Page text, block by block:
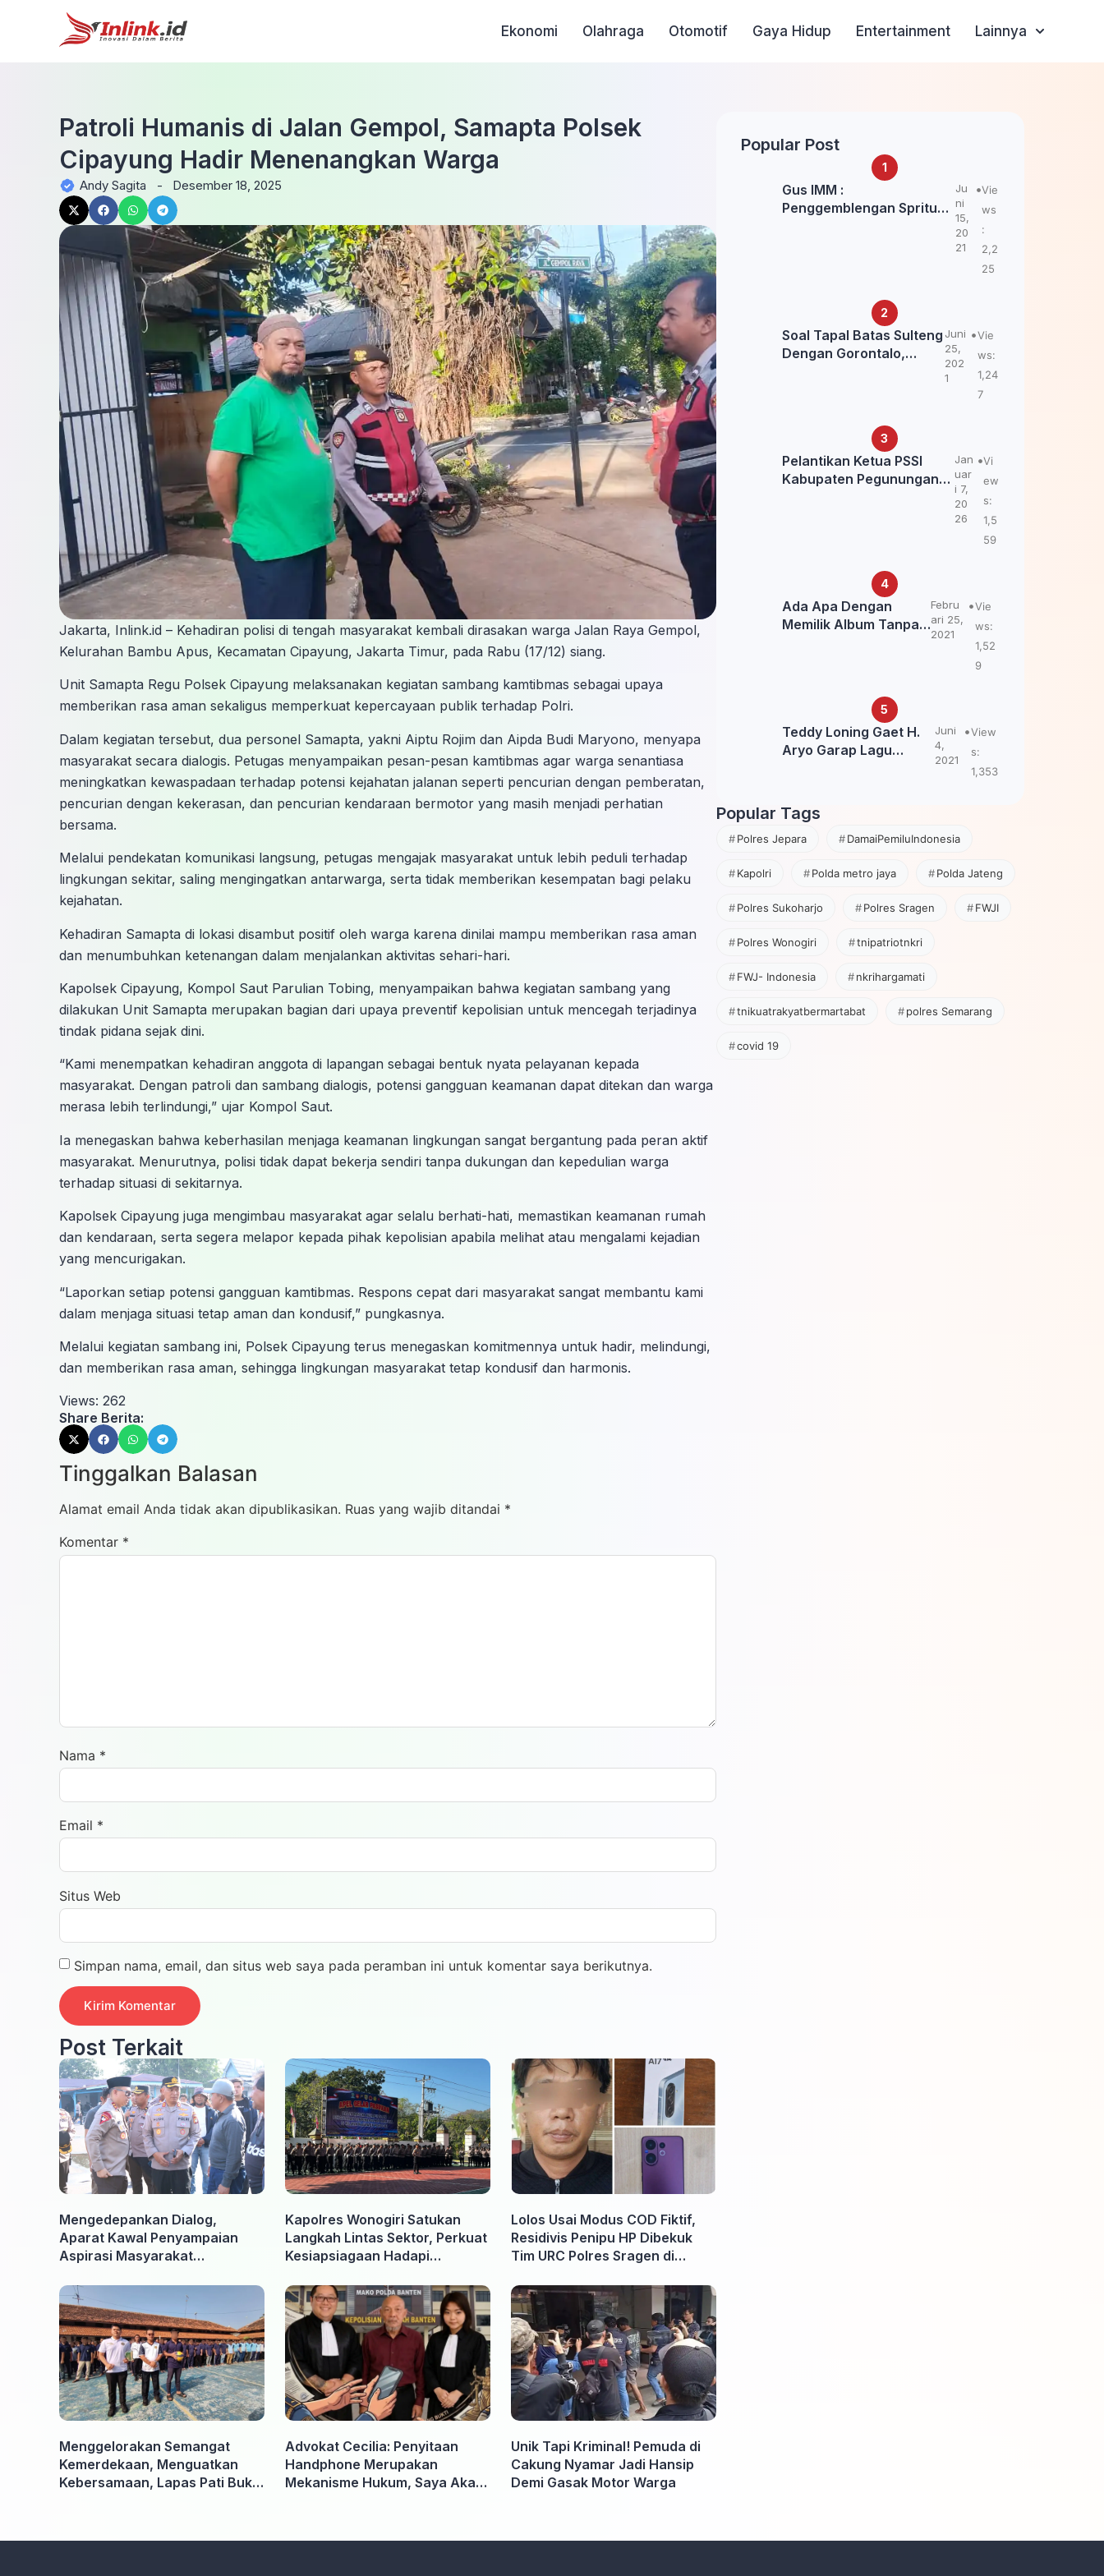
Ekonomi Olahraga Otomotif Gaya Hidup Entertainment Lainnya
Patroli Humanis di Jalan Gempol, Samapta Polsek
Cipayung Hadir Menenangkan Warga
Andy Sagita - Desember 18, 2025
Jakarta, Inlink.id – Kehadiran polisi di tengah masyarakat kembali dirasakan warga Jalan Raya Gempol,
Kelurahan Bambu Apus, Kecamatan Cipayung, Jakarta Timur, pada Rabu (17/12) siang.
Unit Samapta Regu Polsek Cipayung melaksanakan kegiatan sambang kamtibmas sebagai upaya
memberikan rasa aman sekaligus memperkuat kepercayaan publik terhadap Polri.
Dalam kegiatan tersebut, dua personel Samapta, yakni Aiptu Rojim dan Aipda Budi Maryono, menyapa
masyarakat secara dialogis. Petugas menyampaikan pesan-pesan kamtibmas agar warga senantiasa
meningkatkan kewaspadaan terhadap potensi kejahatan jalanan seperti pencurian dengan pemberatan,
pencurian dengan kekerasan, dan pencurian kendaraan bermotor yang masih menjadi perhatian
bersama.
Melalui pendekatan komunikasi langsung, petugas mengajak masyarakat untuk lebih peduli terhadap
lingkungan sekitar, saling mengingatkan antarwarga, serta tidak memberikan kesempatan bagi pelaku
kejahatan.
Kehadiran Samapta di lokasi disambut positif oleh warga karena dinilai mampu memberikan rasa aman
dan menumbuhkan ketenangan dalam menjalankan aktivitas sehari-hari.
Kapolsek Cipayung, Kompol Saut Parulian Tobing, menyampaikan bahwa kegiatan sambang yang
dilakukan Unit Samapta merupakan bagian dari upaya preventif kepolisian untuk mencegah terjadinya
tindak pidana sejak dini.
“Kami menempatkan kehadiran anggota di lapangan sebagai bentuk nyata pelayanan kepada
masyarakat. Dengan patroli dan sambang dialogis, potensi gangguan keamanan dapat ditekan dan warga
merasa lebih terlindungi,” ujar Kompol Saut.
Ia menegaskan bahwa keberhasilan menjaga keamanan lingkungan sangat bergantung pada peran aktif
masyarakat. Menurutnya, polisi tidak dapat bekerja sendiri tanpa dukungan dan kepedulian warga
terhadap situasi di sekitarnya.
Kapolsek Cipayung juga mengimbau masyarakat agar selalu berhati-hati, memastikan keamanan rumah
dan kendaraan, serta segera melapor kepada pihak kepolisian apabila melihat atau mengalami kejadian
yang mencurigakan.
“Laporkan setiap potensi gangguan kamtibmas. Respons cepat dari masyarakat sangat membantu kami
dalam menjaga situasi tetap aman dan kondusif,” pungkasnya.
Melalui kegiatan sambang ini, Polsek Cipayung terus menegaskan komitmennya untuk hadir, melindungi,
dan memberikan rasa aman, sehingga lingkungan masyarakat tetap kondusif dan harmonis.
Views: 262
Share Berita:
Tinggalkan Balasan
Alamat email Anda tidak akan dipublikasikan. Ruas yang wajib ditandai *
Komentar *
Nama *
Email *
Situs Web
Simpan nama, email, dan situs web saya pada peramban ini untuk komentar saya berikutnya.
Post Terkait
Mengedepankan Dialog,
Aparat Kawal Penyampaian
Aspirasi Masyarakat
Kapolres Wonogiri Satukan
Langkah Lintas Sektor, Perkuat
Kesiapsiagaan Hadapi
Lolos Usai Modus COD Fiktif,
Residivis Penipu HP Dibekuk
Tim URC Polres Sragen di
Menggelorakan Semangat
Kemerdekaan, Menguatkan
Kebersamaan, Lapas Pati Buka
Berbagai Perlombaan
Advokat Cecilia: Penyitaan
Handphone Merupakan
Mekanisme Hukum, Saya Akan
Unik Tapi Kriminal! Pemuda di
Cakung Nyamar Jadi Hansip
Demi Gasak Motor Warga
Popular Post
Gus IMM :
Penggemblengan Spritual
Ju
ni
15,
20
21
Vie
ws
:
2,2
25
Soal Tapal Batas Sulteng
Dengan Gorontalo,
Juni
25,
202
1
Vie
ws:
1,24
7
Pelantikan Ketua PSSI
Kabupaten Pegunungan
Jan
uar
i 7,
20
26
Vi
ew
s:
1,5
59
Ada Apa Dengan
Memilik Album Tanpa
Febru
ari 25,
2021
Vie
ws:
1,52
9
Teddy Loning Gaet H.
Aryo Garap Lagu
Juni
4,
2021
View
s:
1,353
Popular Tags
Polres Jepara DamaiPemiluIndonesia
Kapolri Polda metro jaya Polda Jateng
Polres Sukoharjo Polres Sragen FWJI
Polres Wonogiri tnipatriotnkri
FWJ- Indonesia nkrihargamati
tnikuatrakyatbermartabat polres Semarang
covid 19